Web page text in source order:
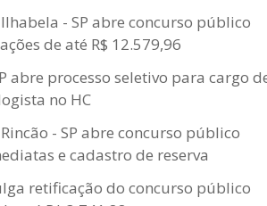
- SP abre concurso público
de até R$ 12.579,96
abre processo seletivo para cargo
no HC
- SP abre concurso público
e cadastro de reserva
retificação do concurso público